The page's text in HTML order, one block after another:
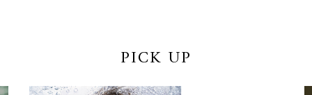
PICK UP